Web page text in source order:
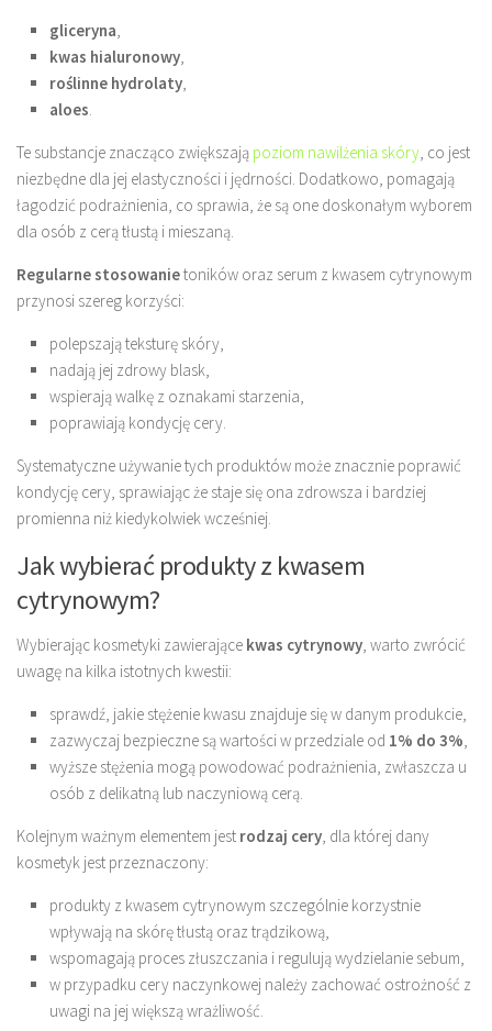
gliceryna,
kwas hialuronowy,
roślinne hydrolaty,
aloes.
Te substancje znacząco zwiększają poziom nawilżenia skóry, co jest
niezbędne dla jej elastyczności i jędrności. Dodatkowo, pomagają
łagodzić podrażnienia, co sprawia, że są one doskonałym wyborem
dla osób z cerą tłustą i mieszaną.
Regularne stosowanietoników oraz serum z kwasem cytrynowym
przynosi szereg korzyści:
polepszają teksturę skóry,
nadają jej zdrowy blask,
wspierają walkę z oznakami starzenia,
poprawiają kondycję cery.
Systematyczne używanie tych produktów może znacznie poprawić
kondycję cery, sprawiając że staje się ona zdrowsza i bardziej
promienna niż kiedykolwiek wcześniej.
Jak wybierać produkty z kwasem
cytrynowym?
Wybierając kosmetyki zawierające kwas cytrynowy, warto zwrócić
uwagę na kilka istotnych kwestii:
sprawdź, jakie stężenie kwasu znajduje się w danym produkcie,
zazwyczaj bezpieczne są wartości w przedziale od 1% do 3%,
wyższe stężenia mogą powodować podrażnienia, zwłaszcza u
osób z delikatną lub naczyniową cerą.
Kolejnym ważnym elementem jest rodzaj cery, dla której dany
kosmetyk jest przeznaczony:
produkty z kwasem cytrynowym szczególnie korzystnie
wpływają na skórę tłustą oraz trądzikową,
wspomagają proces złuszczania i regulują wydzielanie sebum,
w przypadku cery naczynkowej należy zachować ostrożność z
uwagi na jej większą wrażliwość.